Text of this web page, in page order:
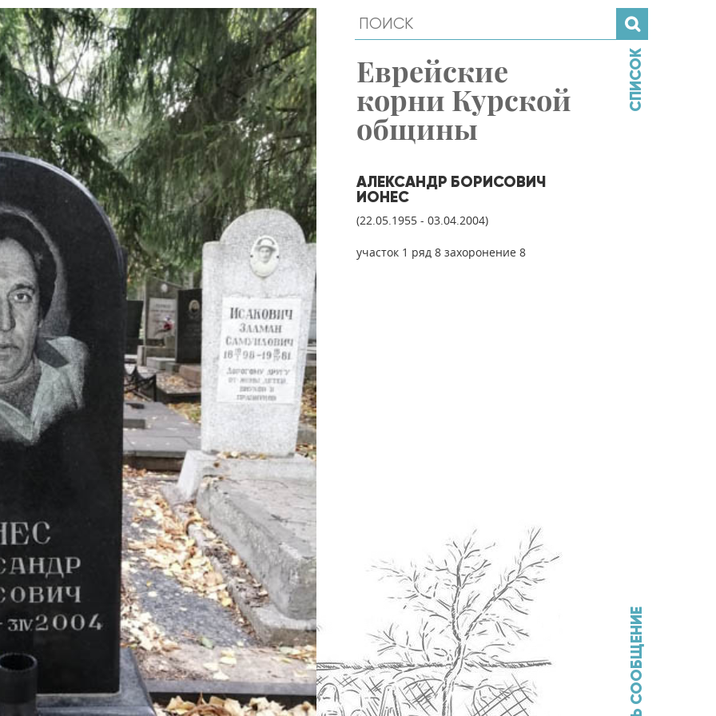
Еврейские
корни Курской
общины
АЛЕКСАНДР БОРИСОВИЧ
ИОНЕС
(22.05.1955 - 03.04.2004)
участок 1 ряд 8 захоронение 8
СПИСОК